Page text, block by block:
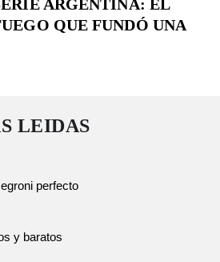
ARGENTINA: EL
QUE FUNDÓ UNA
LEIDAS
perfecto
y baratos